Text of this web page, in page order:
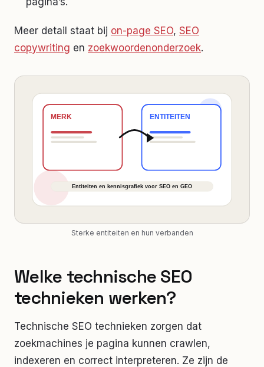
Meer detail staat bij on-page SEO, SEO
copywriting en zoekwoordenonderzoek.
Sterke entiteiten en hun verbanden
Welke technische SEO
technieken werken?
Technische SEO technieken zorgen dat
zoekmachines je pagina kunnen crawlen,
indexeren en correct interpreteren. Ze zijn de